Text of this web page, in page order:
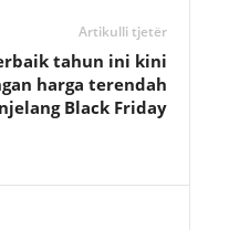
Artikulli tjetër
tahun ini kini
harga terendah
Black Friday